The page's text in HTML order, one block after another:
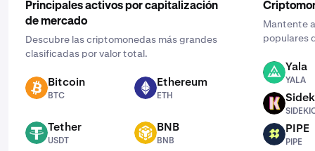
Principales activos por capitalización
de mercado
Descubre las criptomonedas más grandes
clasificadas por valor total.
BTC Bitcoin
BTC
ETH Ethereum
ETH
USDT Tether
USDT
BNB BNB
BNB
Mantente
populares
YALA Yala
YALA
SIDEKICK
PIPE PIPE
PIPE